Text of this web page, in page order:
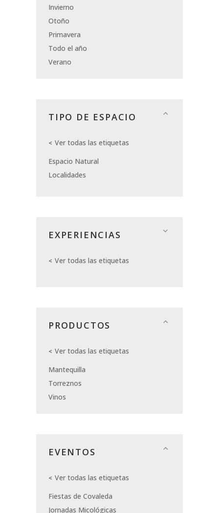
Invierno
Otoño
Primavera
Todo el año
Verano
TIPO DE ESPACIO
Ver todas las etiquetas
Espacio Natural
Localidades
EXPERIENCIAS
Ver todas las etiquetas
PRODUCTOS
Ver todas las etiquetas
Mantequilla
Torreznos
Vinos
EVENTOS
Ver todas las etiquetas
Fiestas de Covaleda
Jornadas Micológicas